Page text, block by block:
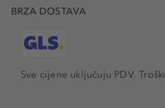
BRZA DOSTAVA
Sve cijene uključuju PDV.